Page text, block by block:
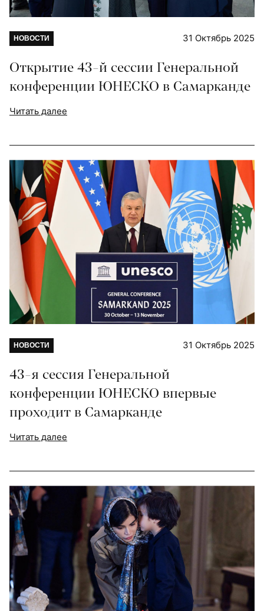
НОВОСТИ 31 Октябрь 2025
Открытие 43-й сессии Генеральной
конференции ЮНЕСКО в Самарканде
Читать далее
НОВОСТИ 31 Октябрь 2025
43-я сессия Генеральной
конференции ЮНЕСКО впервые
проходит в Самарканде
Читать далее